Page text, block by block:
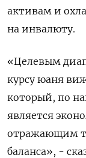
активам и
на инвалюту.
«Целевым
курсу юаня
который, по
является
отражающим
баланса», -